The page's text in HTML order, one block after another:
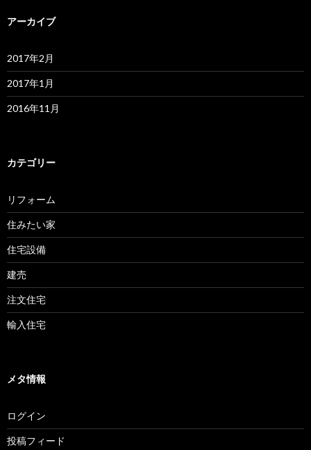
アーカイブ
2017年2月
2017年1月
2016年11月
カテゴリー
リフォーム
住みたい家
住宅設備
建売
注文住宅
輸入住宅
メタ情報
ログイン
投稿フィード